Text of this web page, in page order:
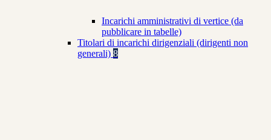
Incarichi amministrativi di vertice (da
pubblicare in tabelle)
Titolari di incarichi dirigenziali (dirigenti non
generali) 8